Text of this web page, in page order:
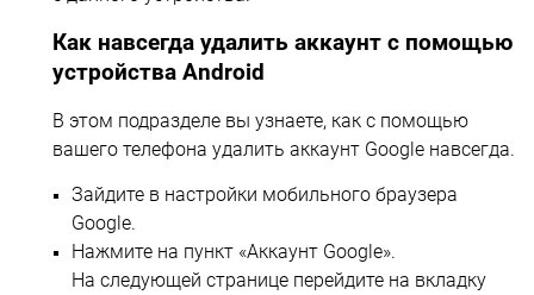
Как навсегда удалить аккаунт с помощью
устройства Android
В этом подразделе вы узнаете, как с помощью
вашего телефона удалить аккаунт Google навсегда.
Зайдите в настройки мобильного браузера
Google.
Нажмите на пункт «Аккаунт Google».
На следующей странице перейдите на вкладку